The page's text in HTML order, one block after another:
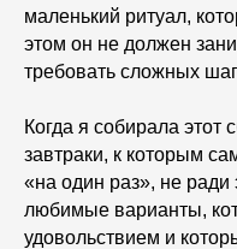
маленький ритуал,
этом он не должен
требовать сложных
Когда я собирала этот
завтраки, к которым
«на один раз», не
любимые варианты,
удовольствием и